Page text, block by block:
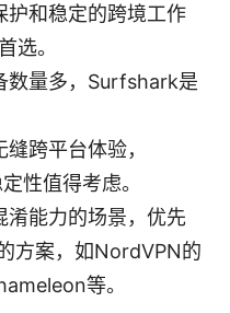
护和稳定的跨境工作
选。
数量多，Surfshark是
跨平台体验，
性值得考虑。
淆能力的场景，优先
方案，如NordVPN的
等。